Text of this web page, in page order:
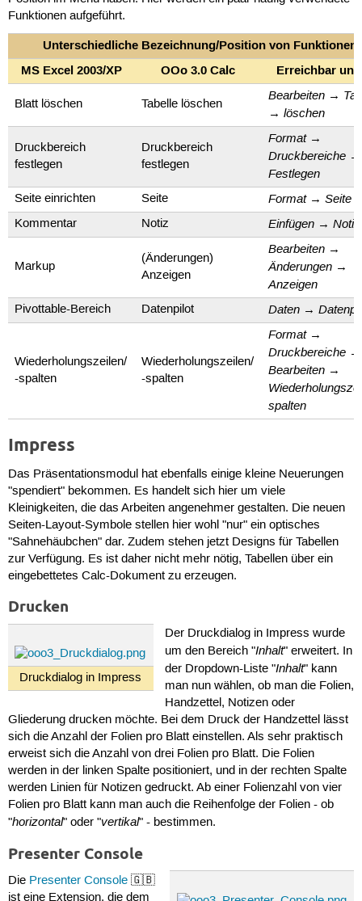
Funktionen aufgeführt.
Unterschiedliche Bezeichnung/Position von Funktionen
MS Excel 2003/XP
OOo 3.0 Calc Erreichbar
Blatt löschen Tabelle löschen
Bearbeiten →
→löschen
Druckbereich
festlegen
Druckbereich
festlegen
Format→
Druckbereiche →
Festlegen
Seite einrichten Seite Format→Seite
Kommentar Notiz Einfügen →Notiz
Markup
(Änderungen)
Anzeigen
Bearbeiten →
Änderungen →
Anzeigen
Pivottable-Bereich Datenpilot Daten →
Wiederholungszeilen/
-spalten
Wiederholungszeilen/
-spalten
Format→
Druckbereiche →
Bearbeiten →
spalten
Impress
Das Präsentationsmodul hat ebenfalls einige kleine Neuerungen
"spendiert" bekommen. Es handelt sich hier um viele
Kleinigkeiten, die das Arbeiten angenehmer gestalten. Die neuen
Seiten-Layout-Symbole stellen hier wohl "nur" ein optisches
"Sahnehäubchen" dar. Zudem stehen jetzt Designs für Tabellen
zur Verfügung. Es ist daher nicht mehr nötig, Tabellen über ein
eingebettetes Calc-Dokument zu erzeugen.
Drucken
Druckdialog in Impress
Der Druckdialog in Impress wurde
um den Bereich "Inhalt" erweitert. In
der Dropdown-Liste "Inhalt" kann
man nun wählen, ob man die Folien,
Handzettel, Notizen oder
Gliederung drucken möchte. Bei dem Druck der Handzettel lässt
sich die Anzahl der Folien pro Blatt einstellen. Als sehr praktisch
erweist sich die Anzahl von drei Folien pro Blatt. Die Folien
werden in der linken Spalte positioniert, und in der rechten Spalte
werden Linien für Notizen gedruckt. Ab einer Folienzahl von vier
Folien pro Blatt kann man auch die Reihenfolge der Folien - ob
"horizontal" oder "vertikal" - bestimmen.
Presenter Console
Die Presenter Console🇬🇧
ist eine Extension, die dem